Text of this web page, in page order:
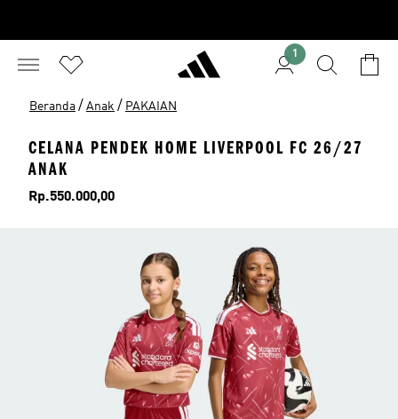
1
Beranda / Anak / PAKAIAN
CELANA PENDEK HOME LIVERPOOL FC 26/27
ANAK
Harga
Rp.550.000,00